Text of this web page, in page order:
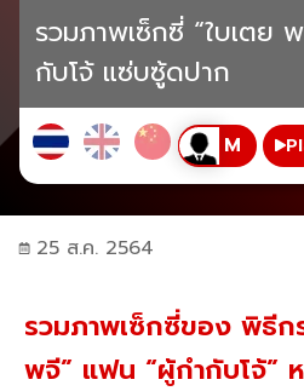
รวมภาพเซ็กซี่ “ใบเตย
กับโจ้ แซ่บซู้ดปาก
25 ส.ค. 2564
รวมภาพเซ็กซี่ของ พิธีก
พจี” แฟน “ผู้กำกับโจ้”